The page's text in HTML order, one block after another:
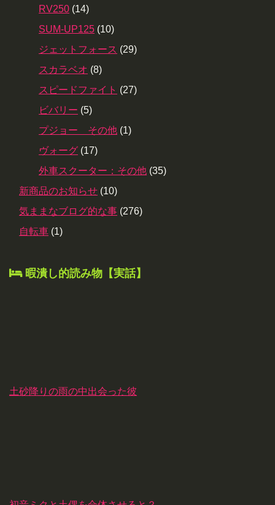
RV250 (14)
SUM-UP125 (10)
ジェットフォース (29)
スカラベオ (8)
スピードファイト (27)
ビバリー (5)
プジョー その他 (1)
ヴォーグ (17)
外車スクーター：その他 (35)
新商品のお知らせ (10)
気ままなブログ的な事 (276)
自転車 (1)
暇潰し的読み物【実話】
土砂降りの雨の中出会った彼